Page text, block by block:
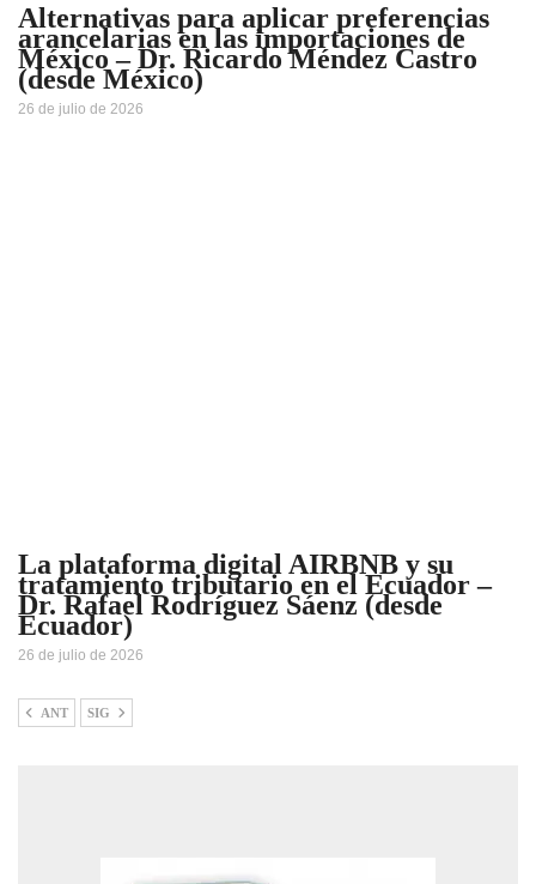
Alternativas para aplicar preferencias
arancelarias en las importaciones de
México – Dr. Ricardo Méndez Castro
(desde México)
26 de julio de 2026
La plataforma digital AIRBNB y su
tratamiento tributario en el Ecuador –
Dr. Rafael Rodríguez Sáenz (desde
Ecuador)
26 de julio de 2026
ANT SIG